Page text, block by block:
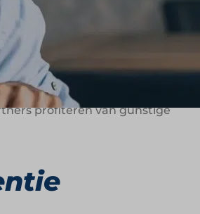
worden geleverd via leveranciers
Voor de bezorging in Nederland
grootste deel van de
profiteren van gunstige